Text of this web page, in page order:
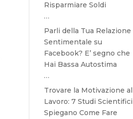
Risparmiare Soldi
…
Parli della Tua Relazione
Sentimentale su
Facebook? E’ segno che
Hai Bassa Autostima
…
Trovare la Motivazione al
Lavoro: 7 Studi Scientifici
Spiegano Come Fare